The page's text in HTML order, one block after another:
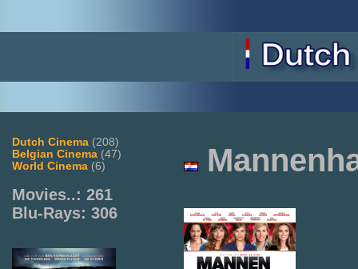
Dutch Cinema (208)
Belgian Cinema (47)
World Cinema (6)
Movies..: 261
Blu-Rays: 306